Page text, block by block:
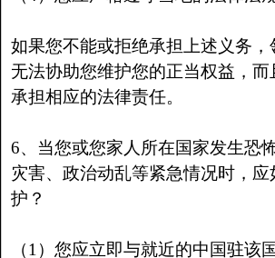
如果您不能或拒绝承担上述义务
无法协助您维护您的正当权益，
承担相应的法律责任。
6、当您或您家人所在国家发生恐
灾害、政治动乱等紧急情况时，
护？
（1）您应立即与就近的中国驻该